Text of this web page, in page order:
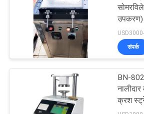
वीडियो
बारे
टीजीए डीएससी
थर्मल विश्लेषक
उपकरण)
संपर्क
BN-
नालीदार
क्रश